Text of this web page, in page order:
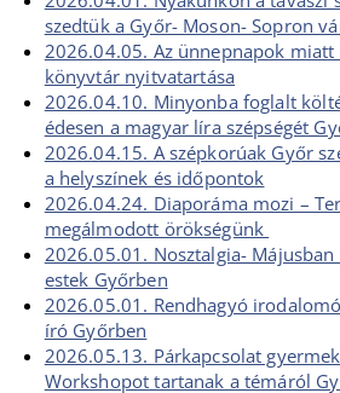
szedtük a Győr- Moson- Sopron
2026.04.05. Az ünnepnapok
könyvtár nyitvatartása
2026.04.10. Minyonba foglalt
édesen a magyar líra szépségét
2026.04.15. A szépkorúak Győr
a helyszínek és időpontok
2026.04.24. Diaporáma mozi –
megálmodott örökségünk
2026.05.01. Nosztalgia-
estek Győrben
2026.05.01. Rendhagyó
író Győrben
2026.05.13. Párkapcsolat
Workshopot tartanak a témáról